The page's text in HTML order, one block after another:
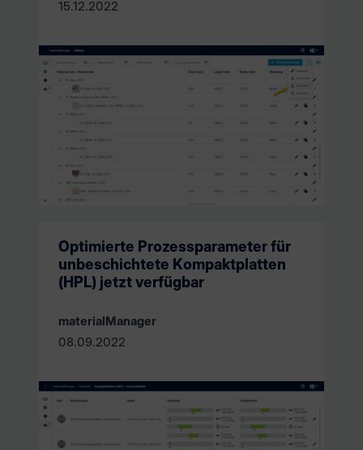
15.12.2022
Optimierte Prozessparameter für
unbeschichtete Kompaktplatten
(HPL) jetzt verfügbar
materialManager
08.09.2022